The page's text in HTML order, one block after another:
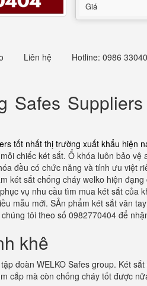
Giá
Liên hệ Hotline: 0986
Safes
tốt nhất thị trường xuất khẩu hiện
chiếc két sắt. Ổ khóa luôn bảo
đều có chức năng và tính ưu
két sắt chống cháy welko hiện
vụ nhu cầu tìm mua két sắt
mẫu mới. SẢn phẩm két sắt vân
tôi theo số 0982770404 để
khê
đoàn WELKO Safes group. Két
cắp mà còn chống cháy tốt được